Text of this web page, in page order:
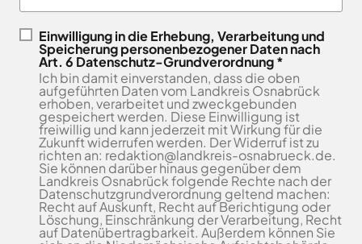
Einwilligung in die Erhebung, Verarbeitung und
Speicherung personenbezogener Daten nach
Art. 6 Datenschutz-Grundverordnung *
Ich bin damit einverstanden, dass die oben
aufgeführten Daten vom Landkreis Osnabrück
erhoben, verarbeitet und zweckgebunden
gespeichert werden. Diese Einwilligung ist
freiwillig und kann jederzeit mit Wirkung für die
Zukunft widerrufen werden. Der Widerruf ist zu
richten an: redaktion@landkreis-osnabrueck.de.
Sie können darüber hinaus gegenüber dem
Landkreis Osnabrück folgende Rechte nach der
Datenschutzgrundverordnung geltend machen:
Recht auf Auskunft, Recht auf Berichtigung oder
Löschung, Einschränkung der Verarbeitung, Recht
auf Datenübertragbarkeit. Außerdem können Sie
Osnabrück
Landschaftsverband
Osnabrücker
Land
MaßArbeit
Naturpark
TERRA.vita
Naturschutzstiftung
Landkreises
Osnabrück
Niedersächsische
Landgesellschaft
erhalten.
Zum
Newsletter
anmelden
5010
Montag -
Mittwoch
8.00
-
16.00
Uhr
Donnerstag 8.00
-
17.30
Uhr
Freitag 8.00
-
12.00
Zur
Website
der
Stadt
Osnabrück
.
Artland
Bad
Essen